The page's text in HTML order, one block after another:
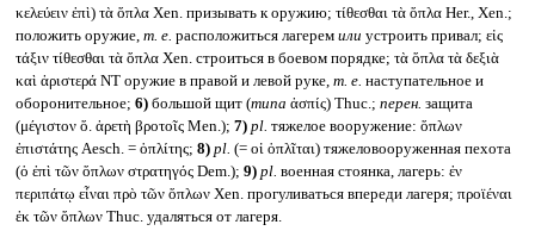
κελεύειν ἐπὶ) τὰ ὅπλα Xen. призывать к оружию; τίθεσθαι τὰ ὅπλα Her., Xen.;
положить оружие, т. е. расположиться лагерем или устроить привал; εἰς
τάξιν τίθεσθαι τὰ ὅπλα Xen. строиться в боевом порядке; τὰ ὅπλα τὰ δεξιὰ
καὶ ἀριστερά NT оружие в правой и левой руке, т. е. наступательное и
оборонительное; 6)большой щит (типа ἀσπίς) Thuc.; перен. защита
(μέγιστον ὅ. ἀρετὴ βροτοῖς Men.); 7) pl. тяжелое вооружение: ὅπλων
ἐπιστάτης Aesch. = ὁπλίτης; 8) pl. (= οἱ ὁπλῖται) тяжеловооруженная пехота
(ὁ ἐπὶ τῶν ὅπλων στρατηγός Dem.); 9) pl. военная стоянка, лагерь: ἐν
περιπάτῳ εἶναι πρὸ τῶν ὅπλων Xen. прогуливаться впереди лагеря; προϊέναι
ἐκ τῶν ὅπλων Thuc. удаляться от лагеря.